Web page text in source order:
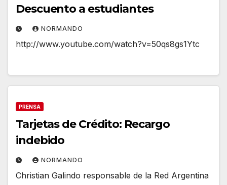
Descuento a estudiantes
NORMANDO
http://www.youtube.com/watch?v=50qs8gs1Ytc
PRENSA
Tarjetas de Crédito: Recargo
indebido
NORMANDO
Christian Galindo responsable de la Red Argentina